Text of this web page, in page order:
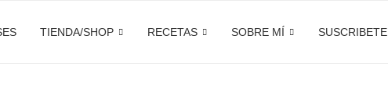
TIENDA/SHOP RECETAS SOBRE MÍ SUSCRIBETE